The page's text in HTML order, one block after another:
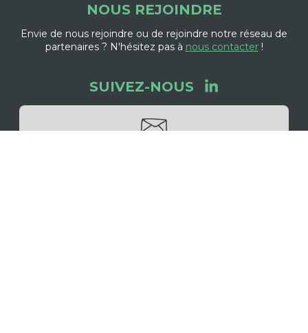
NOUS REJOINDRE
Envie de nous rejoindre ou de rejoindre notre réseau de
partenaires ? N'hésitez pas à nous contacter!
SUIVEZ-NOUS